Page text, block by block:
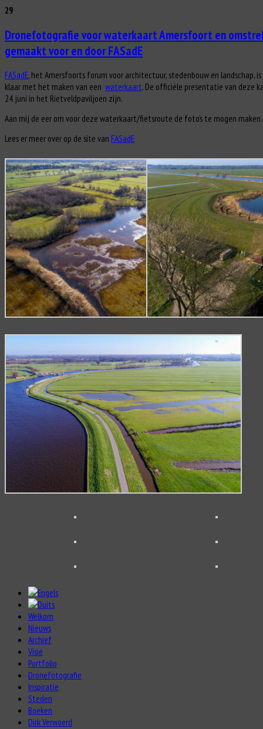
29
Dronefotografie voor waterkaart Amersfoort en
gemaakt voor en door FASadE
FASadE, het Amersfoorts forum voor architectuur, stedenbouw en landschap,
klaar met het maken van een waterkaart. De officiële presentatie van deze
24 juni in het Rietveldpaviljoen zijn.
Aan mij de eer om voor deze waterkaart/fietsroute de foto’s te mogen maken.
Lees er meer over op de site van FASadE
Welkom
Nieuws
Archief
Visie
Portfolio
Dronefotografie
Inspiratie
Steden
Boeken
Dirk Verwoerd